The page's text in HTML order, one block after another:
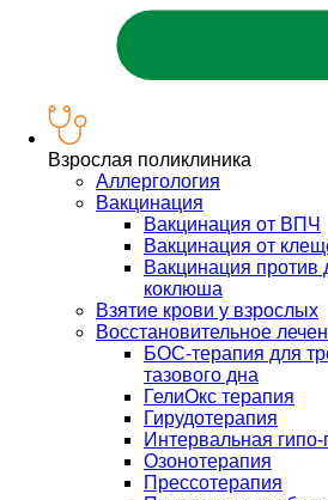
Взрослая поликлиника
Аллергология
Вакцинация
Вакцинация от ВПЧ
Вакцинация от
Вакцинация против
коклюша
Взятие крови у взрослых
Восстановительное
БОС-терапия для
тазового дна
ГелиОкс терапия
Гирудотерапия
Интервальная
Озонотерапия
Прессотерапия